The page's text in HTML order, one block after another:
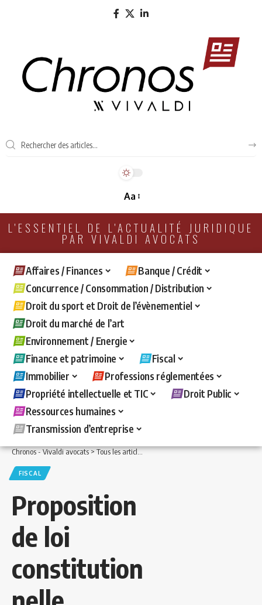
Aa
L'ESSENTIEL DE L'ACTUALITÉ JURIDIQUE
PAR VIVALDI AVOCATS
Affaires / Finances
Banque / Crédit
Concurrence / Consommation / Distribution
Droit du sport et Droit de l’évènementiel
Droit du marché de l’art
Environnement / Energie
Finance et patrimoine
Fiscal
Immobilier
Professions réglementées
Propriété intellectuelle et TIC
Droit Public
Ressources humaines
Transmission d’entreprise
Chronos - Vivaldi avocats>Tous les articles >Fiscal>Proposition de loi
FISCAL
Proposition
de loi
constitution